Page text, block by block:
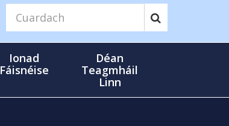
Ionad
Fáisnéise
Déan
Teagmháil
Linn